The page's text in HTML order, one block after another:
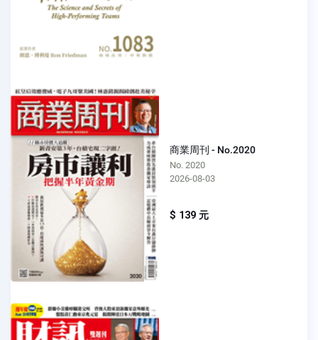
商業周刊 - No.2020
No. 2020
2026-08-03
$ 139 元